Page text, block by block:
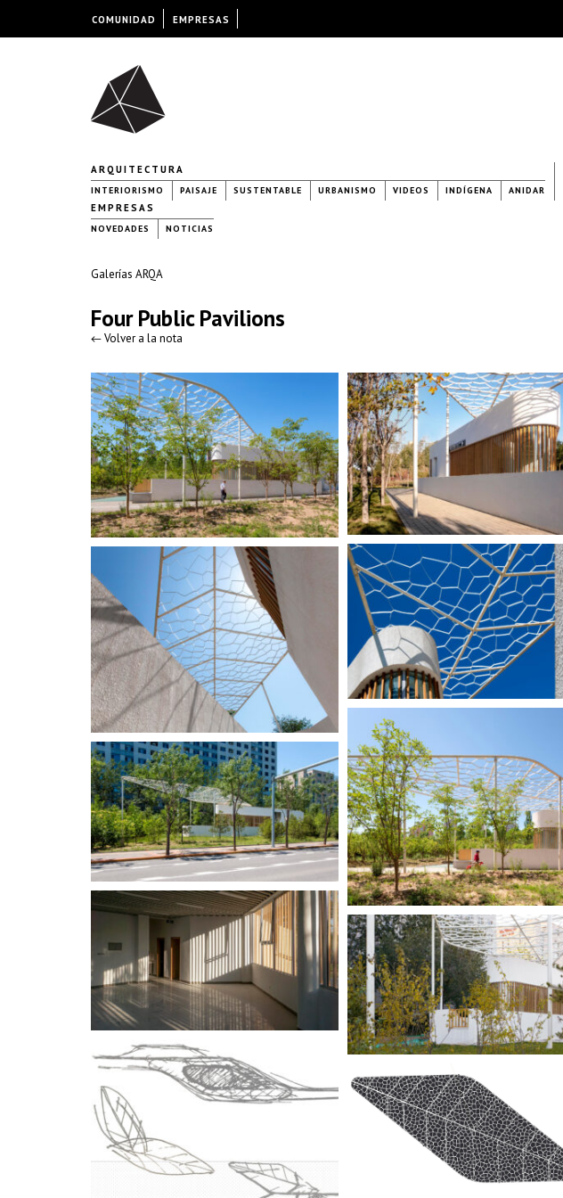
ARQUITECTURA
INTERIORISMO PAISAJE SUSTENTABLE URBANISMO VIDEOS INDÍGENA ANIDAR
EMPRESAS
NOVEDADES NOTICIAS
Galerías ARQA
Four Public Pavilions
← Volver a la nota
COMUNIDAD EMPRESAS